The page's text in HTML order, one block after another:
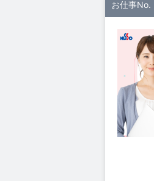
お仕事No.